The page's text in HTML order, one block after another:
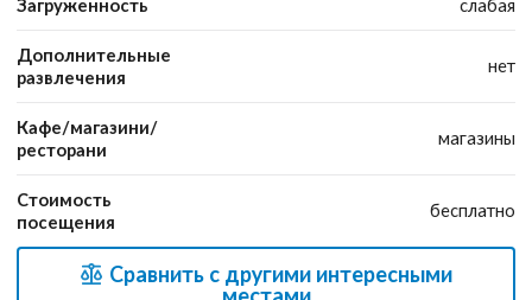
Дополнительные
развлечения
нет
Кафе/магазини/
ресторани
магазины
Стоимость
посещения
бесплатно
Сравнить с другими интересными